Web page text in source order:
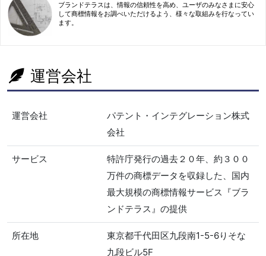
ブランドテラスは、情報の信頼性を高め、ユーザのみなさまに安心
して商標情報をお調べいただけるよう、様々な取組みを行なってい
ます。
運営会社
運営会社
パテント・インテグレーション株式
会社
サービス
特許庁発行の過去２０年、約３００
万件の商標データを収録した、国内
最大規模の商標情報サービス『ブラ
ンドテラス』の提供
所在地
東京都千代田区九段南1-5-6りそな
九段ビル5F